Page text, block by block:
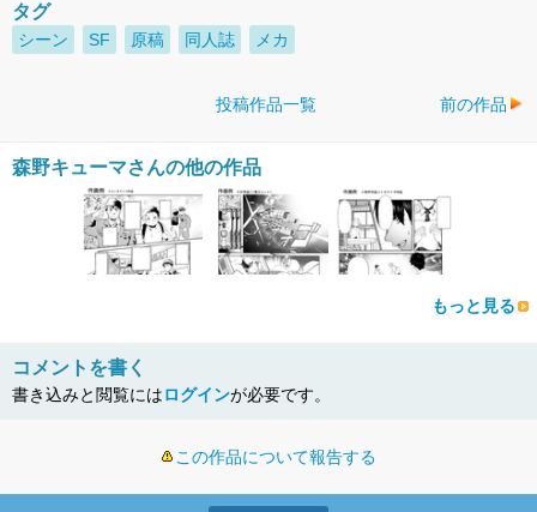
タグ
シーン SF 原稿 同人誌 メカ
投稿作品一覧 前の作品
森野キューマさんの他の作品
もっと見る
コメントを書く
書き込みと閲覧にはログインが必要です。
この作品について報告する